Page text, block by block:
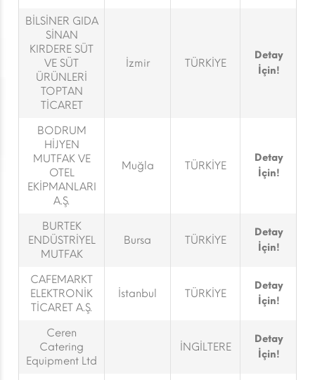
BİLSİNER GIDA
SİNAN
KIRDERE SÜT
VE SÜT
ÜRÜNLERİ
TOPTAN
TİCARET
İzmir TÜRKİYE
Detay
İçin!
BODRUM
HİJYEN
MUTFAK VE
OTEL
EKİPMANLARI
A.Ş.
Muğla TÜRKİYE
Detay
İçin!
BURTEK
ENDÜSTRİYEL
MUTFAK
Bursa TÜRKİYE
Detay
İçin!
CAFEMARKT
ELEKTRONİK
TİCARET A.Ş.
İstanbul TÜRKİYE
Detay
İçin!
Ceren
Catering
Equipment Ltd
İNGİLTERE
Detay
İçin!